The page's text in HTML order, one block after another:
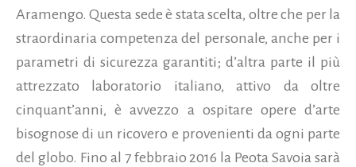
Aramengo. Questa sede è stata scelta, oltre che per la
straordinaria competenza del personale, anche per i
parametri di sicurezza garantiti; d’altra parte il più
attrezzato laboratorio italiano, attivo da oltre
cinquant’anni, è avvezzo a ospitare opere d’arte
bisognose di un ricovero e provenienti da ogni parte
del globo. Fino al 7 febbraio 2016 la Peota Savoia sarà